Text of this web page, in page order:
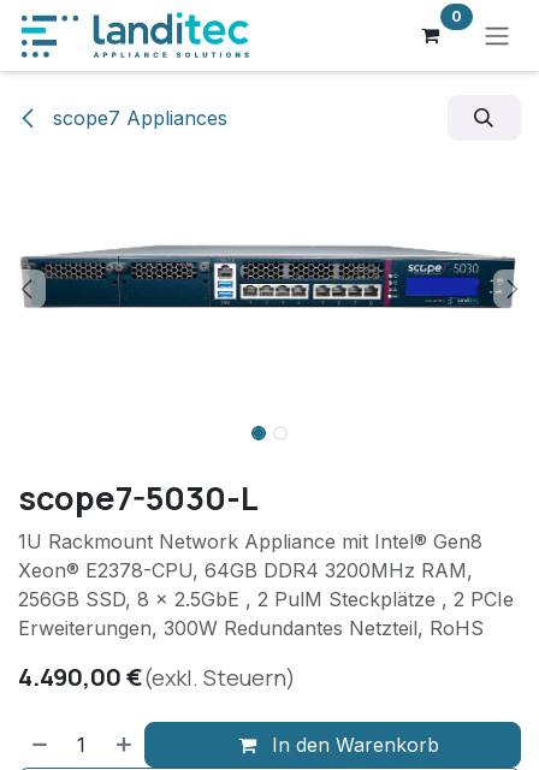
Zum Inhalt springen 0
scope7 Appliances
scope7-5030-L
1U Rackmount Network Appliance mit Intel® Gen8
Xeon® E2378-CPU, 64GB DDR4 3200MHz RAM,
256GB SSD, 8 x 2.5GbE , 2 PulM Steckplätze , 2 PCIe
Erweiterungen, 300W Redundantes Netzteil, RoHS
4.490,00€(exkl. Steuern)
In den Warenkorb